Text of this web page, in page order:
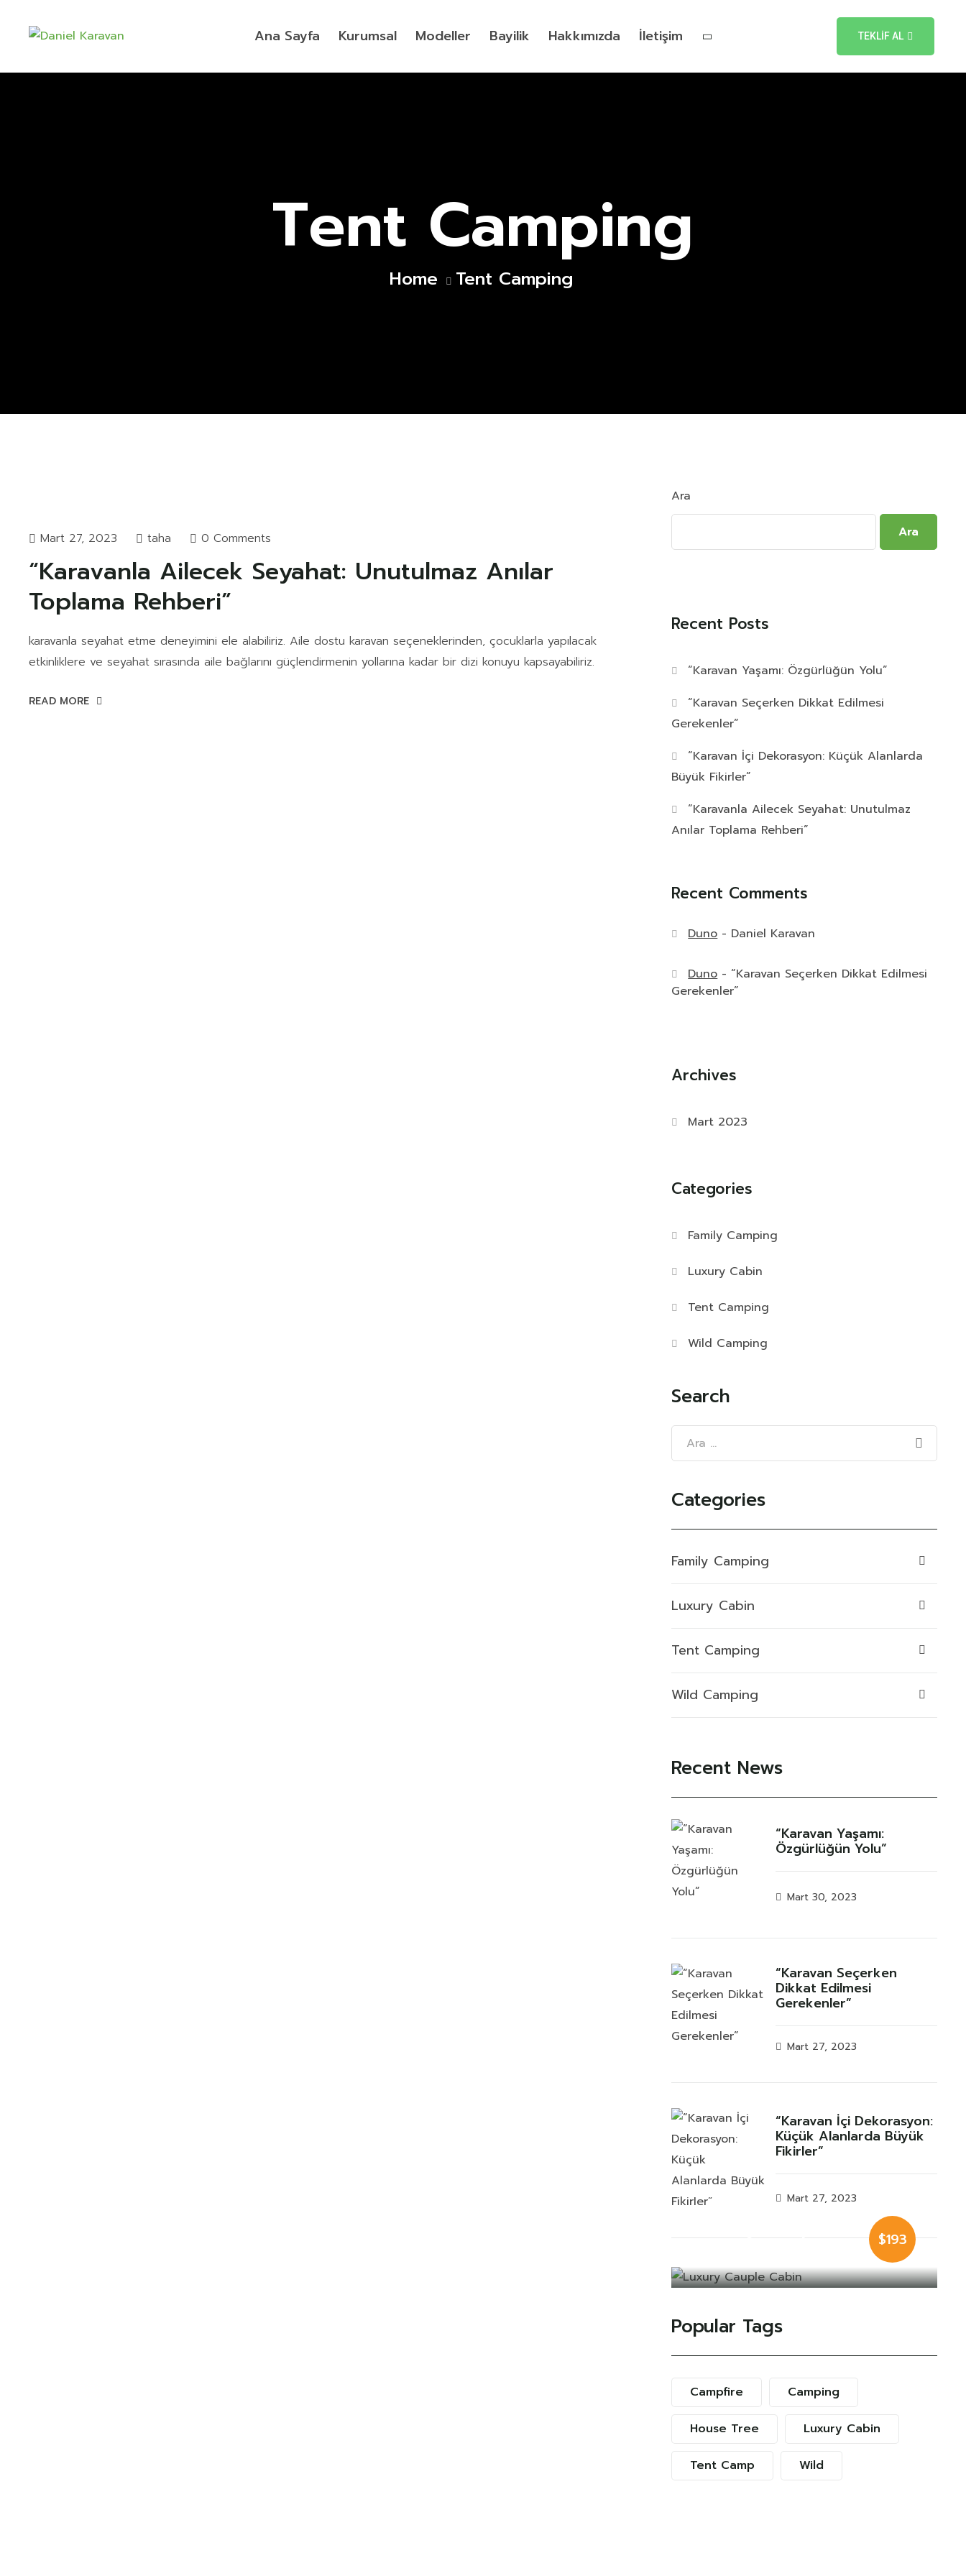
Ana Sayfa Kurumsal Modeller Bayilik Hakkımızda İletişim TEKLİF AL
Tent Camping
Home Tent Camping
Mart 27, 2023 taha 0 Comments
“Karavanla Ailecek Seyahat: Unutulmaz Anılar
Toplama Rehberi”
karavanla seyahat etme deneyimini ele alabiliriz. Aile dostu karavan seçeneklerinden, çocuklarla yapılacak
etkinliklere ve seyahat sırasında aile bağlarını güçlendirmenin yollarına kadar bir dizi konuyu kapsayabiliriz.
READ MORE
Ara
Ara
Recent Posts
“Karavan Yaşamı: Özgürlüğün Yolu”
“Karavan Seçerken Dikkat Edilmesi
Gerekenler”
“Karavan İçi Dekorasyon: Küçük Alanlarda
Büyük Fikirler”
“Karavanla Ailecek Seyahat: Unutulmaz
Anılar Toplama Rehberi”
Recent Comments
Duno- Daniel Karavan
Duno- “Karavan Seçerken Dikkat Edilmesi
Gerekenler”
Archives
Mart 2023
Categories
Family Camping
Luxury Cabin
Tent Camping
Wild Camping
Search
Categories
Family Camping
Luxury Cabin
Tent Camping
Wild Camping
Recent News
“Karavan Yaşamı:
Özgürlüğün Yolu”
Mart 30, 2023
“Karavan Seçerken
Dikkat Edilmesi
Gerekenler”
Mart 27, 2023
“Karavan İçi Dekorasyon:
Küçük Alanlarda Büyük
Fikirler”
Mart 27, 2023
$193
Popular Tags
Campfire Camping
House Tree Luxury Cabin
Tent Camp Wild